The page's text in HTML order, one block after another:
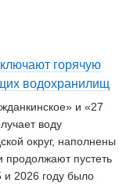
горячую
водохранилищ
и «27
воду
округ, наполнены
продолжают пустеть
и 2026 году было